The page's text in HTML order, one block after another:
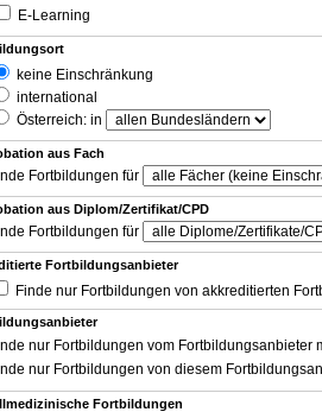
E-Learning
keine Einschränkung
international
Österreich: in
aus Fach
Fortbildungen für
aus Diplom/Zertifikat/CPD
Fortbildungen für
Fortbildungsanbieter
Finde nur Fortbildungen von akkreditierten
nur Fortbildungen vom Fortbildungsanbieter
nur Fortbildungen von diesem
Fortbildungen